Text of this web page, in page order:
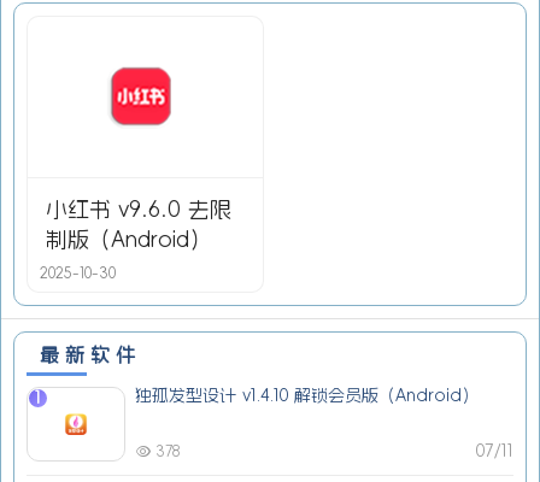
小红书 v9.6.0 去限
制版（Android）
2025-10-30
最新软件
独孤发型设计 v1.4.10 解锁会员版（Android）
07/11
378